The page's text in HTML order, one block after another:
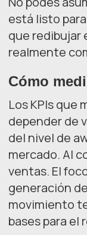
está listo
que redibujar
realmente
Cómo
Los KPIs que
depender de
del nivel de
mercado. Al
ventas. El
generación
movimiento
bases para el